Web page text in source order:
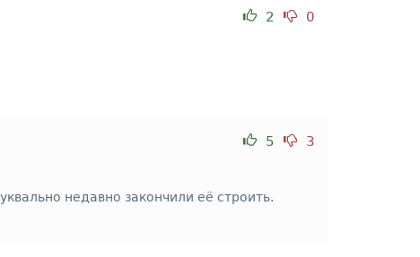
2 0
5 3
недавно закончили её строить.